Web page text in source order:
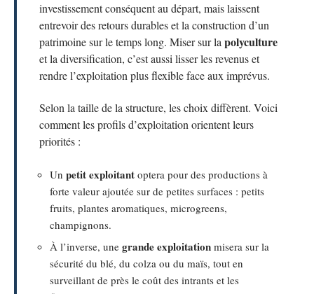
investissement conséquent au départ, mais laissent
entrevoir des retours durables et la construction d’un
patrimoine sur le temps long. Miser sur la polyculture
et la diversification, c’est aussi lisser les revenus et
rendre l’exploitation plus flexible face aux imprévus.
Selon la taille de la structure, les choix diffèrent. Voici
comment les profils d’exploitation orientent leurs
priorités :
Un petit exploitant optera pour des productions à
forte valeur ajoutée sur de petites surfaces : petits
fruits, plantes aromatiques, microgreens,
champignons.
À l’inverse, une grande exploitation misera sur la
sécurité du blé, du colza ou du maïs, tout en
surveillant de près le coût des intrants et les